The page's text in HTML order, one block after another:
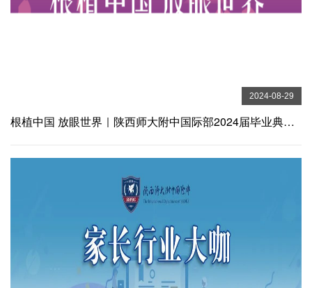
2024-08-29
根植中国 放眼世界｜陕西师大附中国际部2024届毕业典礼圆满落幕